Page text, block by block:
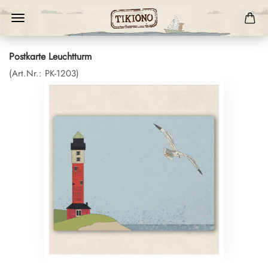
Postkarte Leuchtturm
(Art.Nr.: PK-1203)